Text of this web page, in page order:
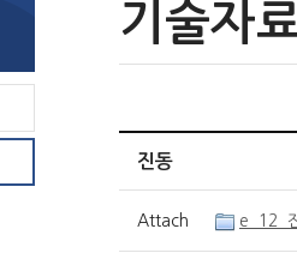
기술자
진동
Attach e_12_